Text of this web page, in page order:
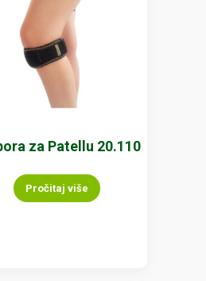
za Patellu 20.110
Pročitaj više